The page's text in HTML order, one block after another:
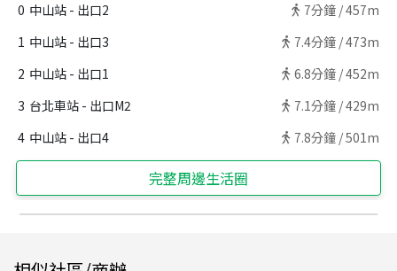
0 中山站 - 出口2 7分鐘 /457m
1 中山站 - 出口3 7.4分鐘 /473m
2 中山站 - 出口1 6.8分鐘 /452m
3 台北車站 - 出口M2 7.1分鐘 /429m
4 中山站 - 出口4 7.8分鐘 /501m
完整周邊生活圈